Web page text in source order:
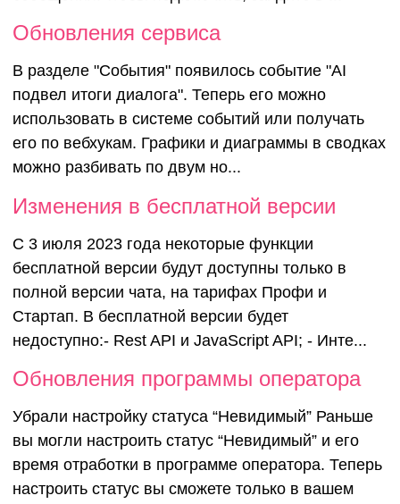
Обновления сервиса
В разделе "События" появилось событие "AI
подвел итоги диалога". Теперь его можно
использовать в системе событий или получать
его по вебхукам. Графики и диаграммы в сводках
можно разбивать по двум но...
Изменения в бесплатной версии
С 3 июля 2023 года некоторые функции
бесплатной версии будут доступны только в
полной версии чата, на тарифах Профи и
Стартап. В бесплатной версии будет
недоступно:- Rest API и JavaScript API; - Инте...
Обновления программы оператора
Убрали настройку статуса “Невидимый” Раньше
вы могли настроить статус “Невидимый” и его
время отработки в программе оператора. Теперь
настроить статус вы сможете только в вашем